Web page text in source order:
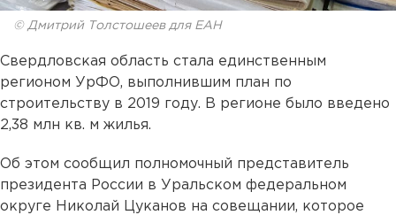
© Дмитрий Толстошеев для ЕАН
Свердловская область стала единственным
регионом УрФО, выполнившим план по
строительству в 2019 году. В регионе было введено
2,38 млн кв. м жилья.
Об этом сообщил полномочный представитель
президента России в Уральском федеральном
округе Николай Цуканов на совещании, которое